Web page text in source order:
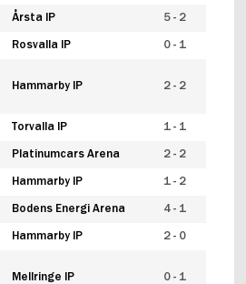
Årsta IP 5 - 2
Rosvalla IP 0 - 1
Hammarby IP 2 - 2
Torvalla IP 1 - 1
Platinumcars Arena 2 - 2
Hammarby IP 1 - 2
Bodens Energi Arena 4 - 1
Hammarby IP 2 - 0
Mellringe IP 0 - 1